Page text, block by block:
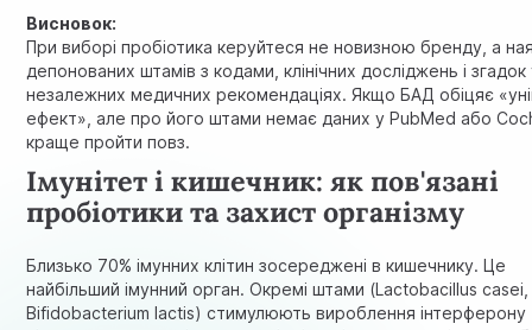
Висновок:
При виборі пробіотика керуйтеся не новизною бренду, а
депонованих штамів з кодами, клінічних досліджень і згадок
незалежних медичних рекомендаціях. Якщо БАД обіцяє
ефект», але про його штами немає даних у PubMed або
краще пройти повз.
Імунітет і кишечник: як пов'язані
пробіотики та захист організму
Близько 70% імунних клітин зосереджені в кишечнику. Це
найбільший імунний орган. Окремі штами (Lactobacillus casei,
Bifidobacterium lactis) стимулюють вироблення інтерферону